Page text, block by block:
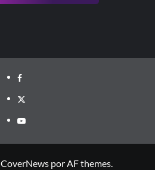
CoverNewspor AF themes.